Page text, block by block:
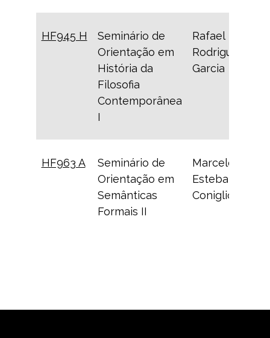
HF945 H
Seminário de
Orientação em
História da
Filosofia
Contemporânea
I
Rafael
Rodrigues
Garcia
HF963 A
Seminário de
Orientação em
Semânticas
Formais II
Marcelo
Esteban
Coniglio